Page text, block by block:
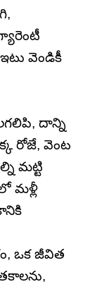
వెండికీ
దాన్ని
రోజే, వెంట
మట్టి
మళ్లీ
ఒక జీవిత